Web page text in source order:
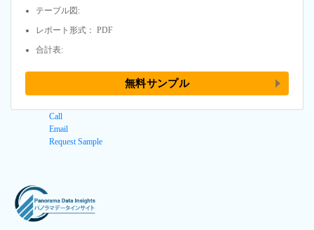
テーブル図:
レポート形式： PDF
合計表:
無料サンプル
Call
Email
Request Sample